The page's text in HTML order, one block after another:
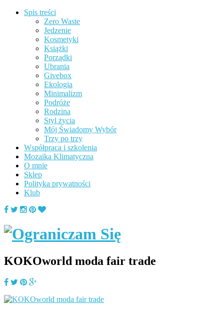
Spis treści
Zero Waste
Jedzenie
Kosmetyki
Książki
Porządki
Ubrania
Givebox
Ekologia
Minimalizm
Podróże
Rodzina
Styl życia
Mój Świadomy Wybór
Trzy po trzy
Współpraca i szkolenia
Mozaika Klimatyczna
O mnie
Sklep
Polityka prywatności
Klub
KOKOworld moda fair trade